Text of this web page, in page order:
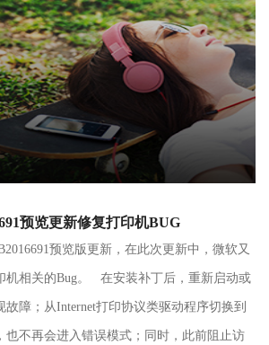
预览更新修复打印机BUG
预览版更新，在此次更新中，微软又
机相关的Bug。 在安装补丁后，重新启动或
障；从Internet打印协议类驱动程序切换到
也不再会进入错误模式；同时，此前阻止访